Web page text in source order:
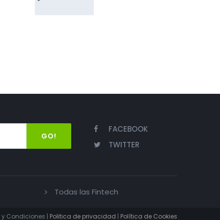
GO!
FACEBOOK
TWITTER
Todas las Fintech
Condiciones | Politica de privacidad | Política de Cookies